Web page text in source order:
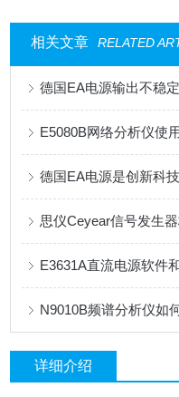
相关文章 RELATED
德国EA电源输出不稳
E5080B网络分析仪使
德国EA电源是创新科
思仪Ceyear信号发生
E3631A直流电源软件
N9010B频谱分析仪如
详细介绍